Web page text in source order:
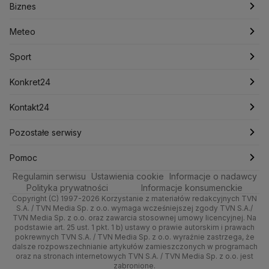
Kryptowaluty
Lotnisko Chopina
Mariusz Błaszczak
Mark Zuckerberg
Ministerstwo Aktywów Państwowych
Ministerstwo Infrastruktury
Ministerstwo Rolnictwa
Ministerstwo Rozwoju i Technologii
Ministerstwo Sportu i Turystyki
Ministerstwo Cyfryzacji
Ministerstwo Edukacji Narodowej
Ministerstwo Finansów
Ministerstwo Klimatu i Środowiska
Ministerstwo Nauki i Szkolnictwa Wyższego
Biznes
Meteo
Sport
Zdrowie
Technologia
Quizy
Tematy
Podcasty
Artykuły
Newslettery
Fakty po Faktach
Fakty o Świecie
Ludzie Faktów
Warszawa
Łódź
Katowice
Kraków
Poznań
Trójmiasto
Kielce
Kujawsko-pomorskie
Lublin
Lubuskie
Biznes
Najnowsze
Notowania
Pieniądze
Nieruchomości
Rynki
Dla firm
Handel
Ze świata
Tech
Moto
Meteo
Pogoda godzinowa
Pogoda długoterminowa
Pogoda na jutro
Pogoda na weekend
Najnowsze
Polska
Prognoza
Świat
Nauka
Sport
Piłka Nożna
Tenis
Kolarstwo
Skoki Narciarskie
Sporty zimowe
Lekkoatletyka
Siatkówka
F1
Konkret24
Najnowsze
Polska
Świat
Polityka
Zdrowie
Tech
Nauka
Kontakt24
Najnowsze
Gorące Tematy
Wyślij zgłoszenie
Pozostałe serwisy
TVN
Dzień Dobry TVN
Uwaga TVN
HGTV
TVN Turbo
Pomoc
Centrum pomocy
Test zgodności
Oglądaj na TV
Zrealizuj voucher
Regulamin serwisu Ustawienia cookie
Informacje o nadawcy
Polityka prywatności
Informacje konsumenckie
Copyright (C) 1997-2026 Korzystanie z materiałów redakcyjnych TVN
S.A. / TVN Media Sp. z o.o. wymaga wcześniejszej zgody TVN S.A./
TVN Media Sp. z o.o. oraz zawarcia stosownej umowy licencyjnej. Na
podstawie art. 25 ust. 1 pkt. 1 b) ustawy o prawie autorskim i prawach
pokrewnych TVN S.A. / TVN Media Sp. z o.o. wyraźnie zastrzega, że
dalsze rozpowszechnianie artykułów zamieszczonych w programach
oraz na stronach internetowych TVN S.A. / TVN Media Sp. z o.o. jest
zabronione.